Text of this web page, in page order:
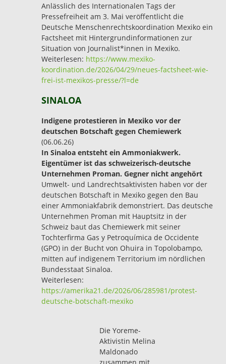
Anlässlich des Internationalen Tags der
Pressefreiheit am 3. Mai veröffentlicht die
Deutsche Menschenrechtskoordination Mexiko ein
Factsheet mit Hintergrundinformationen zur
Situation von Journalist*innen in Mexiko.
Weiterlesen: https://www.mexiko-
koordination.de/2026/04/29/neues-factsheet-wie-
frei-ist-mexikos-presse/?l=de
SINALOA
Indigene protestieren in Mexiko vor der
deutschen Botschaft gegen Chemiewerk
(06.06.26)
In Sinaloa entsteht ein Ammoniakwerk.
Eigentümer ist das schweizerisch-deutsche
Unternehmen Proman. Gegner nicht angehört
Umwelt- und Landrechtsaktivisten haben vor der
deutschen Botschaft in Mexiko gegen den Bau
einer Ammoniakfabrik demonstriert. Das deutsche
Unternehmen Proman mit Hauptsitz in der
Schweiz baut das Chemiewerk mit seiner
Tochterfirma Gas y Petroquímica de Occidente
(GPO) in der Bucht von Ohuira in Topolobampo,
mitten auf indigenem Territorium im nördlichen
Bundesstaat Sinaloa.
Weiterlesen:
https://amerika21.de/2026/06/285981/protest-
deutsche-botschaft-mexiko
Die Yoreme-
Aktivistin Melina
Maldonado